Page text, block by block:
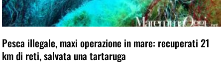
Pesca illegale, maxi operazione in mare: recuperati 21
km di reti, salvata una tartaruga